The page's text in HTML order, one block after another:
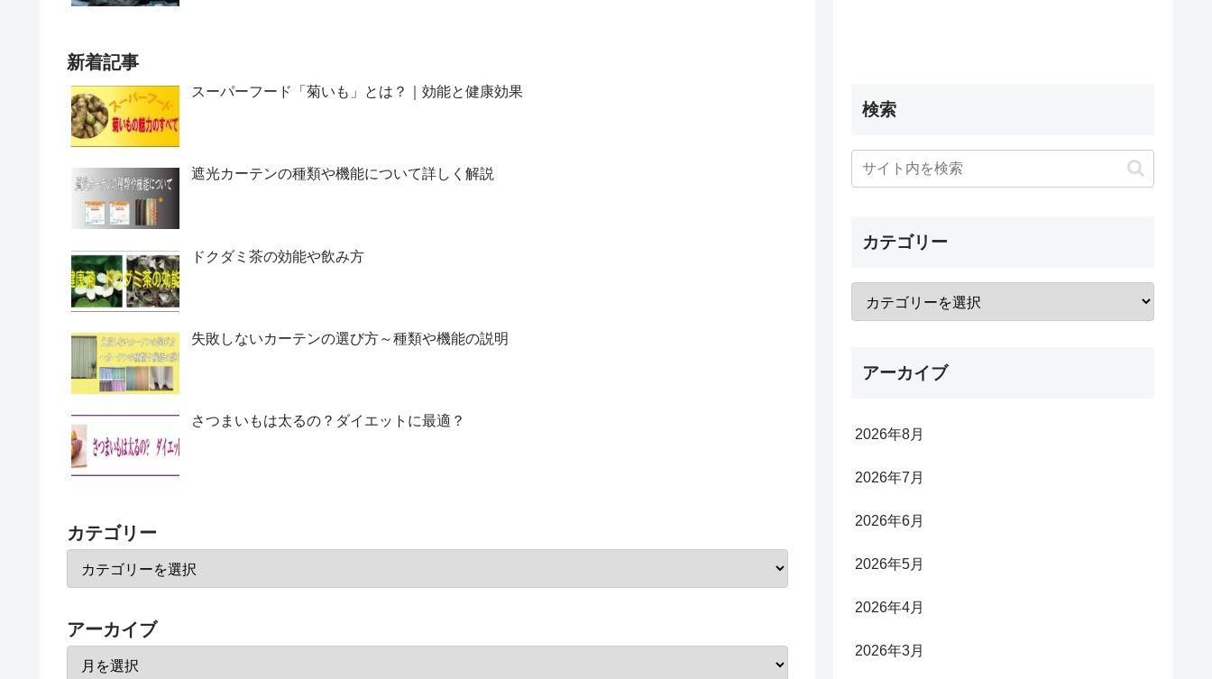
新着記事
スーパーフード「菊いも」とは？｜効能と健康効果
遮光カーテンの種類や機能について詳しく解説
ドクダミ茶の効能や飲み方
失敗しないカーテンの選び方～種類や機能の説明
さつまいもは太るの？ダイエットに最適？
カテゴリー
アーカイブ
検索
カテゴリー
アーカイブ
2026年8月
2026年7月
2026年6月
2026年5月
2026年4月
2026年3月